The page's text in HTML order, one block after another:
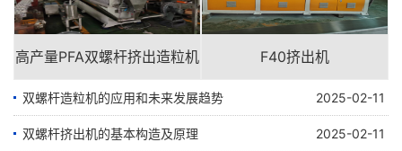
高产量PFA双螺杆挤出造粒机 F40挤出机
双螺杆造粒机的应用和未来发展趋势 2025-02-11
双螺杆挤出机的基本构造及原理 2025-02-11